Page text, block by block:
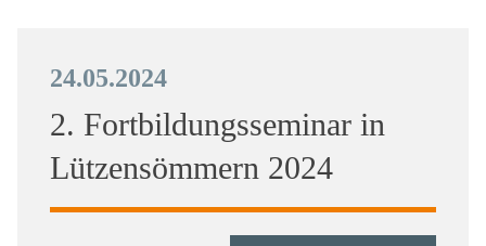
24.05.2024
2. Fortbildungsseminar in
Lützensömmern 2024